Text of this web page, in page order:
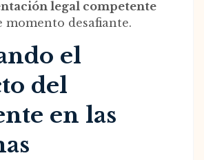
legal competente
momento desafiante.
el
del
en las